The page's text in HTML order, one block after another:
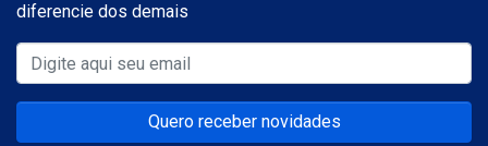
diferencie dos demais
Quero receber novidades